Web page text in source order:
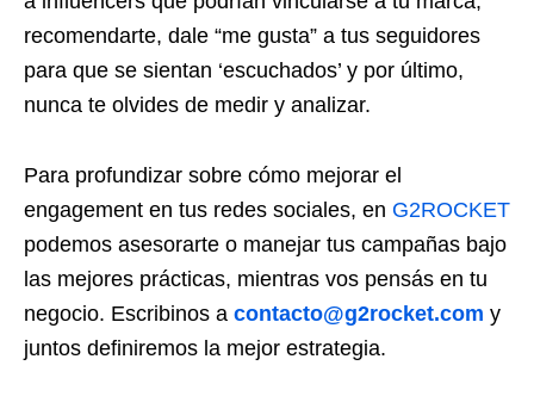
recomendarte, dale “me gusta” a tus seguidores
para que se sientan ‘escuchados’ y por último,
nunca te olvides de medir y analizar.
Para profundizar sobre cómo mejorar el
engagement en tus redes sociales, en G2ROCKET
podemos asesorarte o manejar tus campañas bajo
las mejores prácticas, mientras vos pensás en tu
negocio. Escribinos a contacto@g2rocket.com y
juntos definiremos la mejor estrategia.